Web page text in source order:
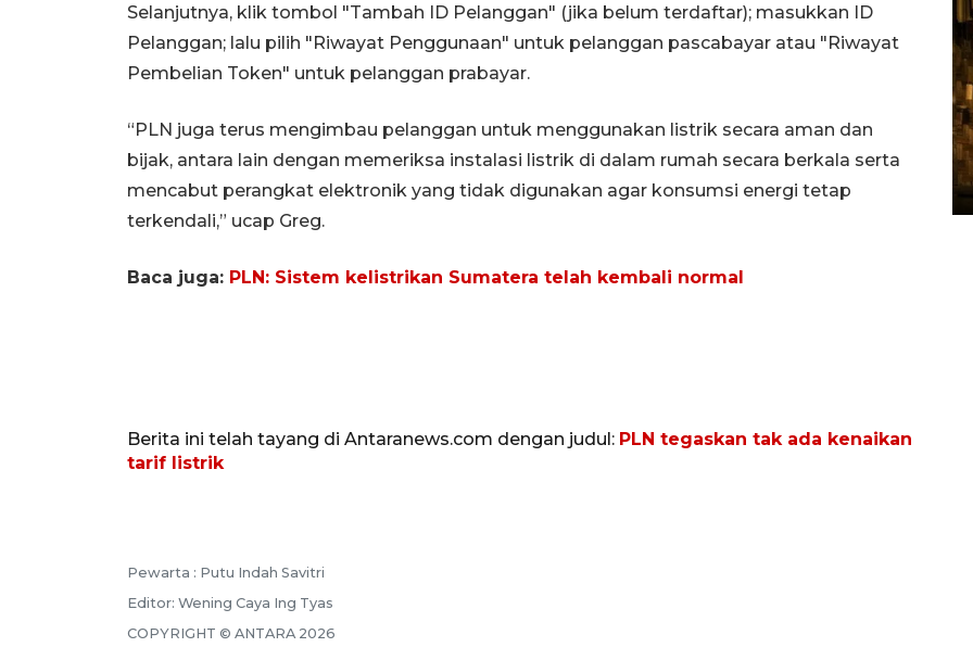
Selanjutnya, klik tombol "Tambah ID Pelanggan" (jika belum terdaftar); masukkan ID
Pelanggan; lalu pilih "Riwayat Penggunaan" untuk pelanggan pascabayar atau "Riwayat
Pembelian Token" untuk pelanggan prabayar.
“PLN juga terus mengimbau pelanggan untuk menggunakan listrik secara aman dan
bijak, antara lain dengan memeriksa instalasi listrik di dalam rumah secara berkala serta
mencabut perangkat elektronik yang tidak digunakan agar konsumsi energi tetap
terkendali,” ucap Greg.
Baca juga: PLN: Sistem kelistrikan Sumatera telah kembali normal
Berita ini telah tayang di Antaranews.com dengan judul: PLN tegaskan tak ada kenaikan
tarif listrik
Pewarta : Putu Indah Savitri
Editor: Wening Caya Ing Tyas
COPYRIGHT © ANTARA 2026
Pasokan hortikultura
melimpah picu deflasi DIY
06 August 2026 11:37 WIB